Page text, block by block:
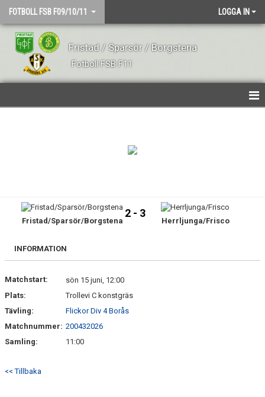
FOTBOLL FSB F09/10/11 LOGGA IN
Fristad / Sparsör / Borgstena
Fotboll FSB F11
MATCHER
BILDGALLERI
KONTAKT
Fristad/Sparsör/Borgstena
2 - 3
Herrljunga/Frisco
INFORMATION
Matchstart:
sön 15 juni, 12:00
Plats:
Trollevi C konstgräs
Tävling:
Flickor Div 4 Borås
Matchnummer: 200432026
Samling:
11:00
<< Tillbaka